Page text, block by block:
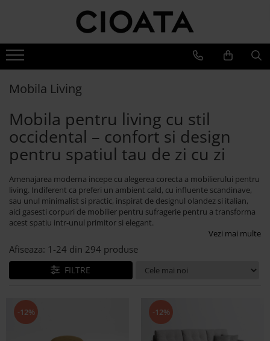
Coltare & Chaiselong
Canapele & Coltare Extensibile
Canapele 2-3 Locuri
Accesorii Canapele
Fotolii si Demifotolii
Comoda TV
Mobila Biblioteca
Mobila Birou
Oglinda cu Rama de Lemn
Dulapuri
Mese Dining Extensibile
Scaune Bar
Banchete Dining Tapitate
Bufete si Comode
Pat Tapitat
Dressinguri
Noptiere
Saltele, Perne si Pilote
Comoda Dormitor
Banchete Dormitor
Noutati
Living
Dormitor
Vilmers
Canapele
Fotolii si Demifotolii
Accesorii
Blanche
Canapele
Paturi Tapitate
Fotolii si Demifotolii
Banchete Dormitor
Mobilier de exterior
Gyllos
Mobila Living
Mobila pentru living cu stil
occidental – confort si design
pentru spatiul tau de zi cu zi
Amenajarea moderna incepe cu alegerea corecta a mobilierului pentru
living. Indiferent ca preferi un ambient cald, cu influente scandinave,
sau unul minimalist si practic, inspirat de designul olandez si italian,
aici gasesti corpuri de mobilier pentru sufragerie pentru a transforma
acest spatiu intr-unul primitor si elegant.
Vezi mai multe
Afiseaza: 1-24 din 294 produse
FILTRE
-12% -12%